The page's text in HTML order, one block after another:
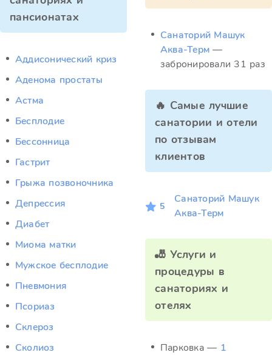
пансионатах
Аддисонический криз
Аденома простаты
Астма
Бесплодие
Бессонница
Гастрит
Грыжа позвоночника
Депрессия
Диабет
Миома матки
Мужское бесплодие
Пневмония
Псориаз
Склероз
Сколиоз
Санаторий Машук
Аква-Терм —
забронировали 31 раз
🔥 Самые лучшие
санатории и отели
по отзывам
клиентов
5
Санаторий Машук
Аква-Терм
🎳 Услуги и
процедуры в
санаториях и
отелях
Парковка — 1